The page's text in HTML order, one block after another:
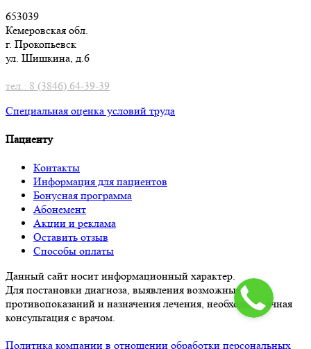
653039
Кемеровская обл.
г. Прокопьевск
ул. Шишкина, д.6
тел.: 8 (3846) 64-39-39
Специальная оценка условий труда
Пациенту
Контакты
Информация для пациентов
Бонусная программа
Абонемент
Акции и реклама
Оставить отзыв
Способы оплаты
Данный сайт носит информационный характер.
Для постановки диагноза, выявления возможных
противопоказаний и назначения лечения, необходима очная
консультация с врачом.
Политика компании в отношении обработки персональных